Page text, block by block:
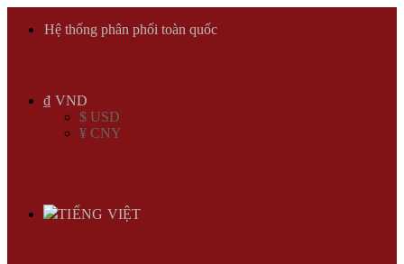
Hệ thống phân phối toàn quốc
₫ VND
$ USD
¥ CNY
TIẾNG VIỆT